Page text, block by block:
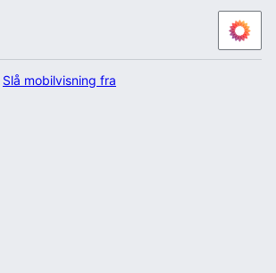
Slå mobilvisning fra